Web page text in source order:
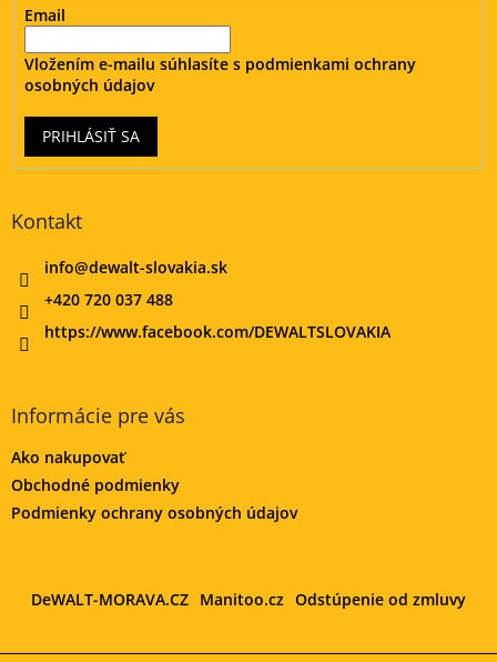
Email
Vložením e-mailu súhlasíte s podmienkami ochrany
osobných údajov
PRIHLÁSIŤ SA
Kontakt
info@dewalt-slovakia.sk
+420 720 037 488
https://www.facebook.com/DEWALTSLOVAKIA
Informácie pre vás
Ako nakupovať
Obchodné podmienky
Podmienky ochrany osobných údajov
DeWALT-MORAVA.CZ Manitoo.cz Odstúpenie od zmluvy